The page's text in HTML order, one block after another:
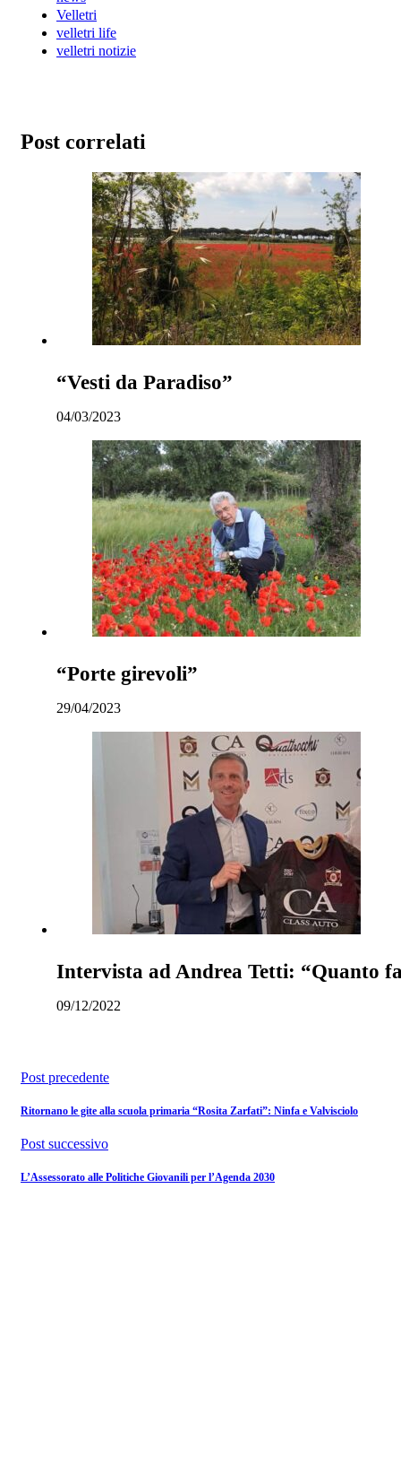
Velletri
velletri life
velletri notizie
Post correlati
“Vesti da Paradiso”
04/03/2023
“Porte girevoli”
29/04/2023
Intervista ad Andrea Tetti: “Quanto
09/12/2022
Post precedente
Ritornano le gite alla scuola primaria “Rosita Zarfati”: Ninfa e Valvisciolo
Post successivo
L’Assessorato alle Politiche Giovanili per l’Agenda 2030